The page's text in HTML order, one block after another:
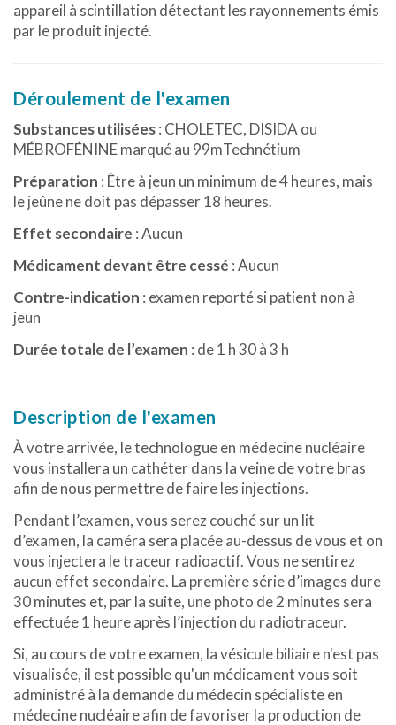
appareil à scintillation détectant les rayonnements émis
par le produit injecté.
Déroulement de l'examen
Substances utilisées: CHOLETEC, DISIDA ou
MÉBROFÉNINE marqué au 99mTechnétium
Préparation : Être à jeun un minimum de 4 heures, mais
le jeûne ne doit pas dépasser 18 heures.
Effet secondaire : Aucun
Médicament devant être cessé : Aucun
Contre-indication : examen reporté si patient non à
jeun
Durée totale de l’examen : de 1 h 30 à 3 h
Description de l'examen
À votre arrivée, le technologue en médecine nucléaire
vous installera un cathéter dans la veine de votre bras
afin de nous permettre de faire les injections.
Pendant l’examen, vous serez couché sur un lit
d’examen, la caméra sera placée au-dessus de vous et on
vous injectera le traceur radioactif. Vous ne sentirez
aucun effet secondaire. La première série d’images dure
30 minutes et, par la suite, une photo de 2 minutes sera
effectuée 1 heure après l’injection du radiotraceur.
Si, au cours de votre examen, la vésicule biliaire n'est pas
visualisée, il est possible qu'un médicament vous soit
administré à la demande du médecin spécialiste en
médecine nucléaire afin de favoriser la production de